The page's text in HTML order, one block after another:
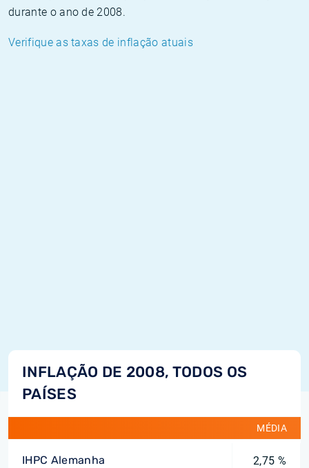
durante o ano de 2008.
Verifique as taxas de inflação atuais
INFLAÇÃO DE 2008, TODOS OS
PAÍSES
MÉDIA
IHPC Alemanha 2,75 %